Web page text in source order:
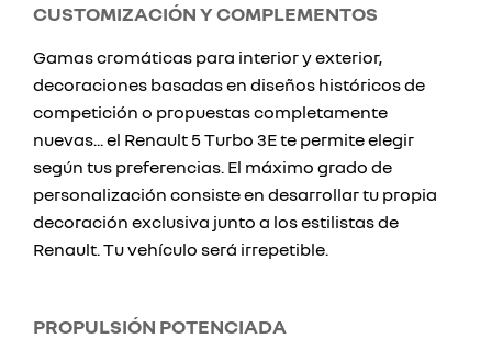
CUSTOMIZACIÓN Y COMPLEMENTOS
Gamas cromáticas para interior y exterior,
decoraciones basadas en diseños históricos de
competición o propuestas completamente
nuevas... el Renault 5 Turbo 3E te permite elegir
según tus preferencias. El máximo grado de
personalización consiste en desarrollar tu propia
decoración exclusiva junto a los estilistas de
Renault. Tu vehículo será irrepetible.
PROPULSIÓN POTENCIADA